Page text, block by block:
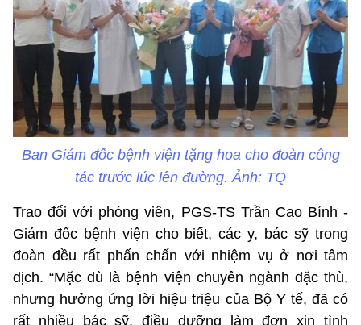
Ban Giám đốc bệnh viện tặng hoa cho đoàn công
tác trước lúc lên đường. Ảnh: TQ
Trao đổi với phóng viên, PGS-TS Trần Cao Bính -
Giám đốc bệnh viện cho biết, các y, bác sỹ trong
đoàn đều rất phấn chấn với nhiệm vụ ở nơi tâm
dịch. “Mặc dù là bệnh viện chuyên ngành đặc thù,
nhưng hưởng ứng lời hiệu triệu của Bộ Y tế, đã có
rất nhiều bác sỹ, điều dưỡng làm đơn xin tình